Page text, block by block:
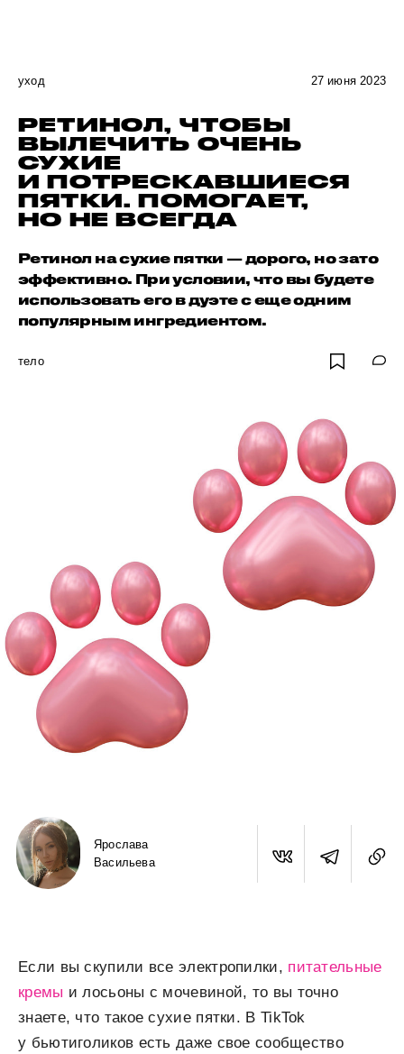
уход 27 июня 2023
РЕТИНОЛ, ЧТОБЫ
ВЫЛЕЧИТЬ ОЧЕНЬ
СУХИЕ
И ПОТРЕСКАВШИЕСЯ
ПЯТКИ. ПОМОГАЕТ,
НО НЕ ВСЕГДА
Ретинол на сухие пятки — дорого, но зато
эффективно. При условии, что вы будете
использовать его в дуэте с еще одним
популярным ингредиентом.
тело
Ярослава
Васильева
Если вы скупили все электропилки, питательные
кремы и лосьоны с мочевиной, то вы точно
знаете, что такое сухие пятки. В TikTok
у бьютиголиков есть даже свое сообщество